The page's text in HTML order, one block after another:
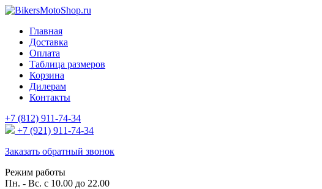
Главная
Доставка
Оплата
Таблица размеров
Корзина
Дилерам
Контакты
+7 (812) 911-74-34
+7 (921) 911-74-34
Заказать обратный звонок
Режим работы
Пн. - Вс. с 10.00 до 22.00